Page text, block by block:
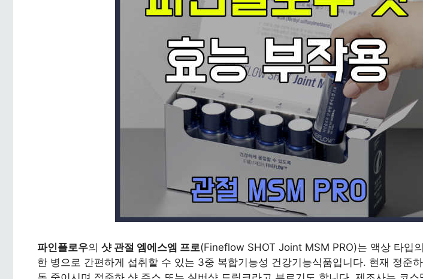
파인플로우의 샷 관절 엠에스엠 프로(Fineflow SHOT Joint MSM PRO)는 액상 타입
한 병으로 간편하게 섭취할 수 있는 3중 복합기능성 건강기능식품입니다. 현재 정준